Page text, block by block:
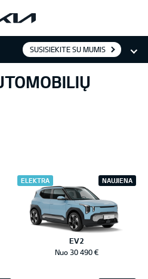
SUSISIEKITE SU MUMIS
EV2
ELEKTRA NAUJIENA
Nuo 30 490 €